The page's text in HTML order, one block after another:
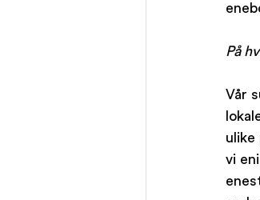
På
Vår
ulike
vi